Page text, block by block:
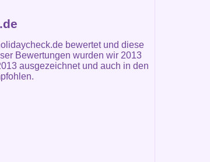
bewertet und diese
Bewertungen wurden wir 2013
ausgezeichnet und auch in den